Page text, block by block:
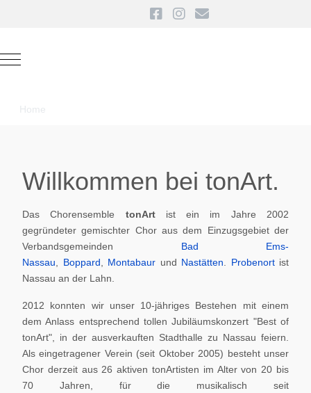
Mobile Menu Toggle
Home
Willkommen bei tonArt.
Das Chorensemble tonArt ist ein im Jahre 2002
gegründeter gemischter Chor aus dem Einzugsgebiet der
Verbandsgemeinden Bad Ems-
Nassau
Boppard Montabaur und Nastätten Probenortist
Nassau an der Lahn.
2012 konnten wir unser 10-jähriges Bestehen mit einem
dem Anlass entsprechend tollen Jubiläumskonzert "Best of
tonArt", in der ausverkauften Stadthalle zu Nassau feiern.
Als eingetragener Verein (seit Oktober 2005) besteht unser
Chor derzeit aus 26 aktiven tonArtisten im Alter von 20 bis
70 Jahren, für die musikalisch seit